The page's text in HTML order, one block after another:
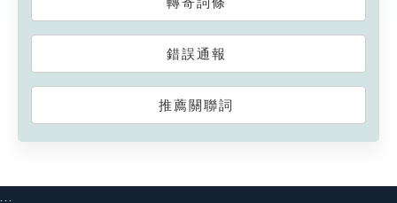
錯誤通報
推薦關聯詞